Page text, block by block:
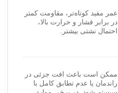
عمر مفید کوتاه‌تر، مقاومت کمتر
در برابر فشار و حرارت بالا،
احتمال نشتی بیشتر.
ممکن است باعث افت جزئی در
راندمان یا عدم تطابق کامل با